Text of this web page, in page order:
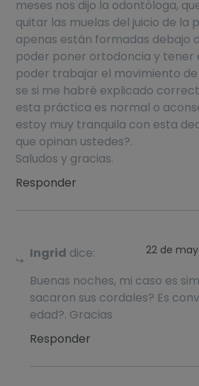
meses nos dijo la odontóloga,
quitar las muelas del juicio de la
apenas están formadas debajo
poder poner ortodoncia y tener
poder trabajar el movimiento
se si me habré explicado
esta práctica es normal o
estoy muy tranquila con esta
que opinan ustedes?.
Saludos y gracias.
Responder
Ingrid dice: 22 de
Buenas noches, mi caso es
sacaron sus cordales? Es
edad?. Gracias
Responder